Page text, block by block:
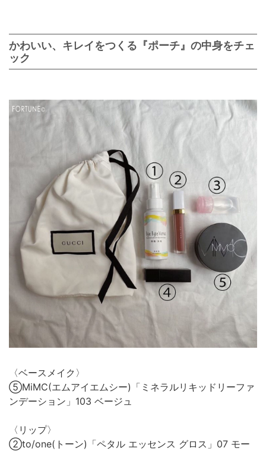
かわいい、キレイをつくる『ポーチ』の中身をチェ
ック
〈ベースメイク〉
⑤MiMC(エムアイエムシー)「ミネラルリキッドリーファ
ンデーション」103 ベージュ
〈リップ〉
②to/one(トーン)「ペタル エッセンス グロス」07 モー